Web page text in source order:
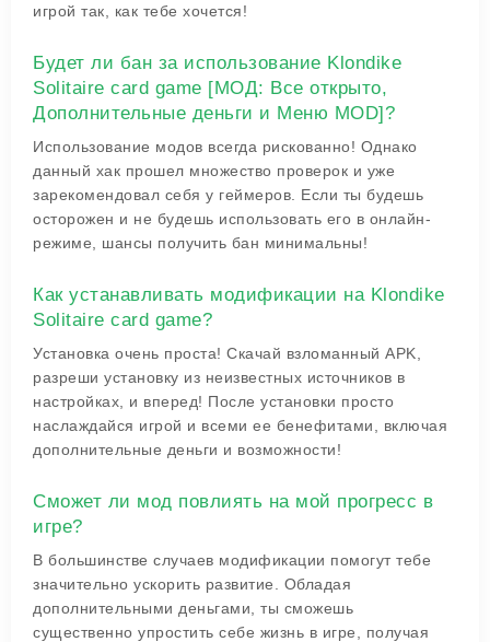
игрой так, как тебе хочется!
Будет ли бан за использование Klondike
Solitaire card game [МОД: Все открыто,
Дополнительные деньги и Меню MOD]?
Использование модов всегда рискованно! Однако
данный хак прошел множество проверок и уже
зарекомендовал себя у геймеров. Если ты будешь
осторожен и не будешь использовать его в онлайн-
режиме, шансы получить бан минимальны!
Как устанавливать модификации на Klondike
Solitaire card game?
Установка очень проста! Скачай взломанный APK,
разреши установку из неизвестных источников в
настройках, и вперед! После установки просто
наслаждайся игрой и всеми ее бенефитами, включая
дополнительные деньги и возможности!
Сможет ли мод повлиять на мой прогресс в
игре?
В большинстве случаев модификации помогут тебе
значительно ускорить развитие. Обладая
дополнительными деньгами, ты сможешь
существенно упростить себе жизнь в игре, получая